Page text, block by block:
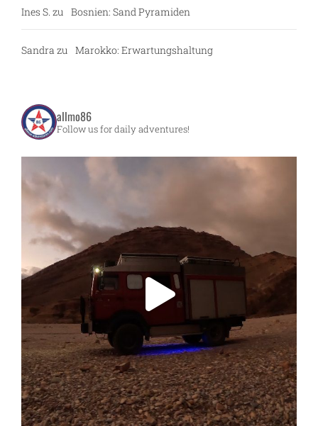
Ines S. zu Bosnien: Sand Pyramiden
Sandra zu Marokko: Erwartungshaltung
allmo86
Follow us for daily adventures!